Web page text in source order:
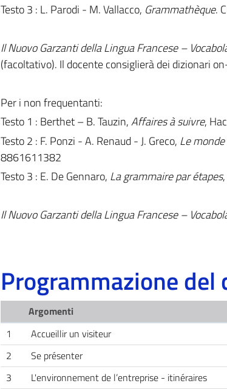
Testo 3 : L. Parodi - M. Vallacco, Grammathèque.
Il Nuovo Garzanti della Lingua Francese –
(facoltativo). Il docente consiglierà dei dizionari
Per i non frequentanti:
Testo 1 : Berthet – B. Tauzin,Affaires à suivre,
Testo 2 : F. Ponzi - A. Renaud - J. Greco, Le
8861611382
Testo 3 : E. De Gennaro, La grammaire par étapes
Il Nuovo Garzanti della Lingua Francese –
Programmazione del
Argomenti
1
Accueillir un visiteur
2
Se présenter
3
L'environnement de l’entreprise - itinéraires